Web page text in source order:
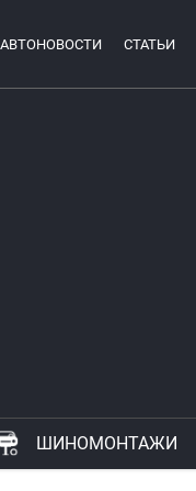
АВТОНОВОСТИ СТАТЬИ
ШИНОМОНТАЖИ